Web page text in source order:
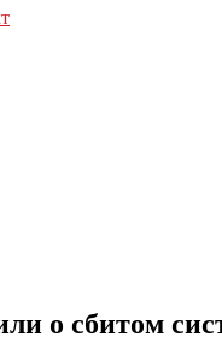
о сбитом